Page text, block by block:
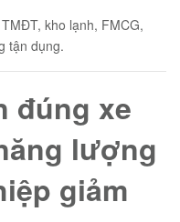
kho lạnh, FMCG,
tận dụng.
đúng xe
lượng
giảm